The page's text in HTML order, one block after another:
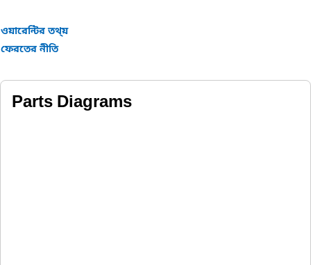
ওয়ারেন্টির তথ্য়
ফেরতের নীতি
Parts Diagrams